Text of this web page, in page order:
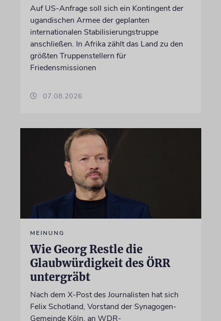
Auf US-Anfrage soll sich ein Kontingent der
ugandischen Armee der geplanten
internationalen Stabilisierungstruppe
anschließen. In Afrika zählt das Land zu den
größten Truppenstellern für
Friedensmissionen
07.08.2026
MEINUNG
Wie Georg Restle die
Glaubwürdigkeit des ÖRR
untergräbt
Nach dem X-Post des Journalisten hat sich
Felix Schotland, Vorstand der Synagogen-
Gemeinde Köln, an WDR-